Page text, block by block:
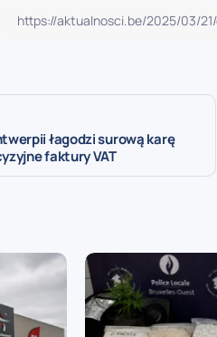
łagodzi surową karę
faktury VAT